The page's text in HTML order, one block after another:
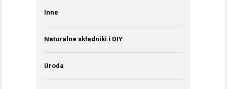
Inne
Naturalne składniki i DIY
Uroda